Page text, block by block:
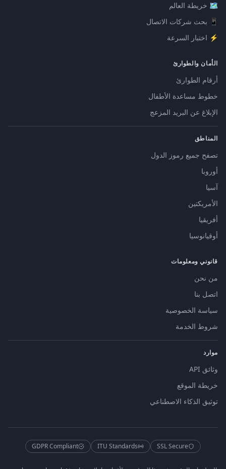
🗺️ خريطة العالم
📱 بحث شركات الاتصال
⚡ اختبار السرعة
الأمان والطوارئ
أرقام الطوارئ
خطوط مساعدة الأطفال
الإبلاغ عن البريد المزعج
المناطق
تصفح جميع رموز الدول
أوروبا
آسيا
الأمريكتين
أفريقيا
أوقيانوسيا
قانوني ومعلومات
من نحن
اتصل بنا
سياسة الخصوصية
شروط الخدمة
موارد
وثائق API
خريطة الموقع
توثيق الذكاء الاصطناعي
SSL Secure
ITU Standards
GDPR Compliant